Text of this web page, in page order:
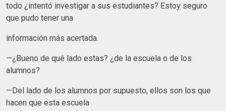
todo ¿intentó investigar a sus estudiantes? Estoy seguro
que pudo tener una
información más acertada.
—¿Bueno de qué lado estas? ¿de la escuela o de los
alumnos?
—Del lado de los alumnos por supuesto, ellos son los que
hacen que esta escuela